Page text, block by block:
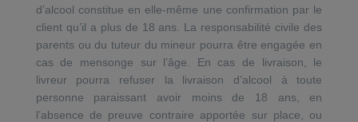
d’alcool constitue en elle-même une confirmation par le
client qu’il a plus de 18 ans. La responsabilité civile des
parents ou du tuteur du mineur pourra être engagée en
cas de mensonge sur l’âge. En cas de livraison, le
livreur pourra refuser la livraison d’alcool à toute
personne paraissant avoir moins de 18 ans, en
l’absence de preuve contraire apportée sur place, ou